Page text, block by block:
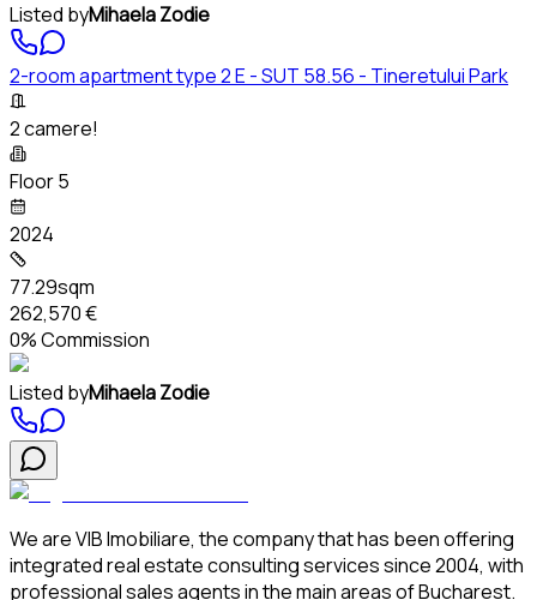
Listed byMihaela Zodie
2-room apartment type 2 E - SUT 58.56 - Tineretului Park
2 camere!
Floor 5
2024
77.29sqm
262,570 €
0% Commission
Listed byMihaela Zodie
We are VIB Imobiliare, the company that has been offering
integrated real estate consulting services since 2004, with
professional sales agents in the main areas of Bucharest.